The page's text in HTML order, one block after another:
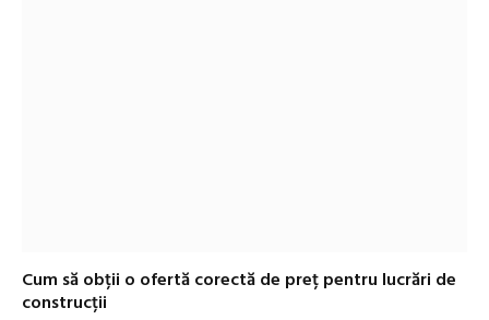
Cum să obții o ofertă corectă de preț pentru lucrări de
construcții